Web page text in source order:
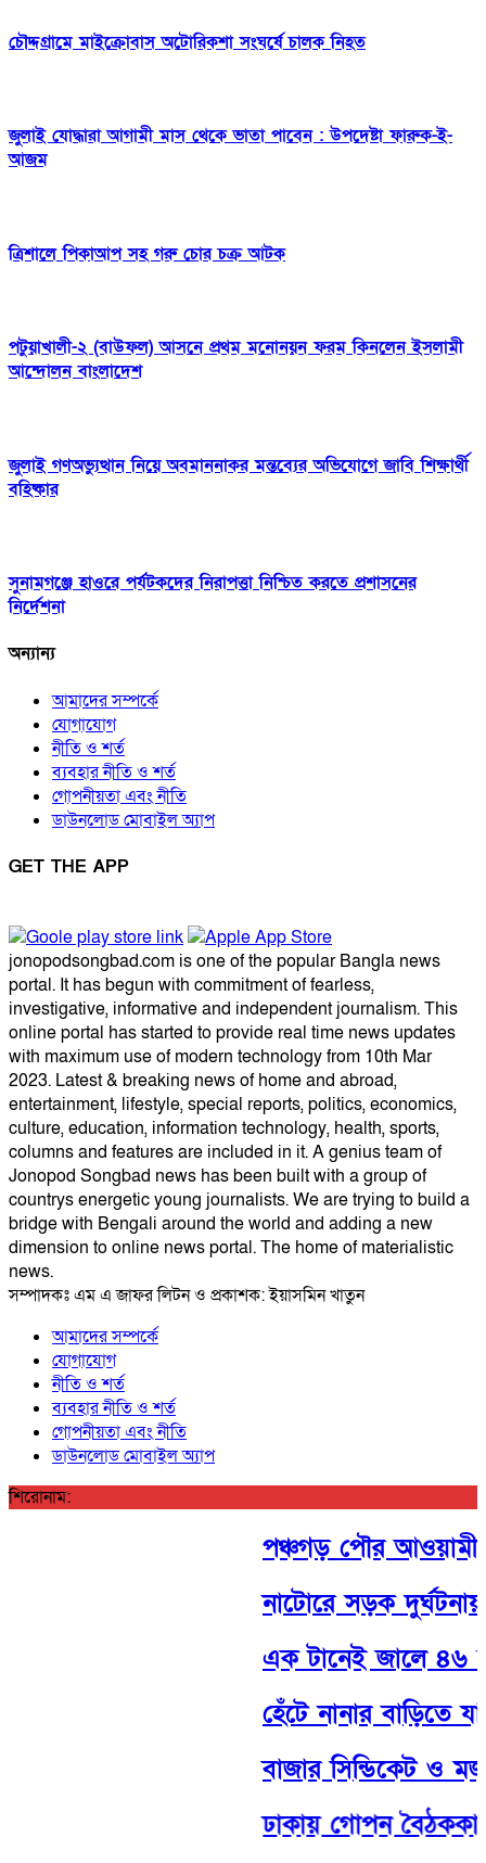
চৌদ্দগ্রামে মাইক্রোবাস অটোরিকশা সংঘর্ষে চালক নিহত
জুলাই যোদ্ধারা আগামী মাস থেকে ভাতা পাবেন : উপদেষ্টা ফারুক-ই-
আজম
ত্রিশালে পিকাআপ সহ গরু চোর চক্র আটক
পটুয়াখালী-২ (বাউফল) আসনে প্রথম মনোনয়ন ফরম কিনলেন ইসলামী
আন্দোলন বাংলাদেশ
জুলাই গণঅভ্যুত্থান নিয়ে অবমাননাকর মন্তব্যের অভিযোগে জাবি শিক্ষার্থী
বহিষ্কার
সুনামগঞ্জে হাওরে পর্যটকদের নিরাপত্তা নিশ্চিত করতে প্রশাসনের
নির্দেশনা
অন্যান্য
আমাদের সম্পর্কে
যোগাযোগ
নীতি ও শর্ত
ব্যবহার নীতি ও শর্ত
গোপনীয়তা এবং নীতি
ডাউনলোড মোবাইল অ্যাপ
GET THE APP
jonopodsongbad.com is one of the popular Bangla news
portal. It has begun with commitment of fearless,
investigative, informative and independent journalism. This
online portal has started to provide real time news updates
with maximum use of modern technology from 10th Mar
2023. Latest & breaking news of home and abroad,
entertainment, lifestyle, special reports, politics, economics,
culture, education, information technology, health, sports,
columns and features are included in it. A genius team of
Jonopod Songbad news has been built with a group of
countrys energetic young journalists. We are trying to build a
bridge with Bengali around the world and adding a new
dimension to online news portal. The home of materialistic
news.
সম্পাদকঃ এম এ জাফর লিটন ও প্রকাশক: ইয়াসমিন খাতুন
আমাদের সম্পর্কে
যোগাযোগ
নীতি ও শর্ত
ব্যবহার নীতি ও শর্ত
গোপনীয়তা এবং নীতি
ডাউনলোড মোবাইল অ্যাপ
শিরোনাম:
পঞ্চগড় পৌর আওয়ামী
নাটোরে সড়ক
এক টানেই জালে ৪৬
হেঁটে নানার বাড়িতে
বাজার সিন্ডিকেট ও
ঢাকায় গোপন